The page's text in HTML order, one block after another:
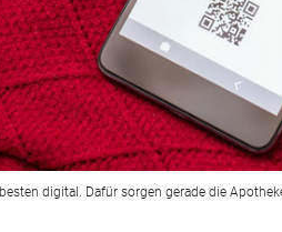
digital. Dafür sorgen gerade die